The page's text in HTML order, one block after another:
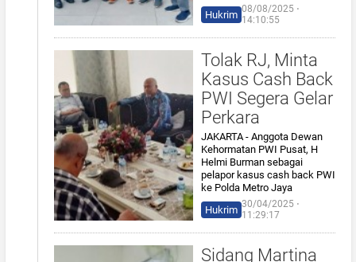
Hukrim 08/08/2025 ⋅
14:10:55
Tolak RJ, Minta
Kasus Cash Back
PWI Segera Gelar
Perkara
JAKARTA - Anggota Dewan
Kehormatan PWI Pusat, H
Helmi Burman sebagai
pelapor kasus cash back PWI
ke Polda Metro Jaya
Hukrim 30/04/2025 ⋅
11:29:17
Sidang Martina